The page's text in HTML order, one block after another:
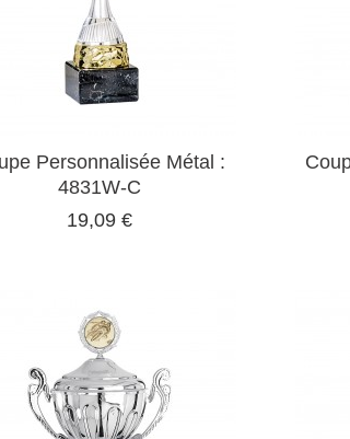
Personnalisée Métal :
4831W-C
19,09 €